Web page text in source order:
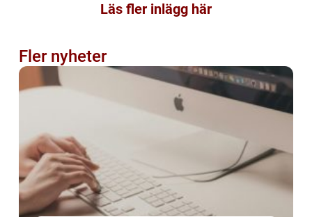
Läs fler inlägg här
Fler nyheter